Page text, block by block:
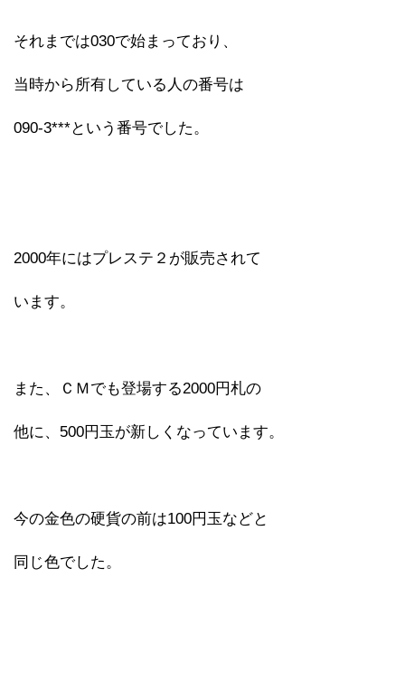
それまでは030で始まっており、
当時から所有している人の番号は
090-3***という番号でした。
2000年にはプレステ２が販売されて
います。
また、ＣＭでも登場する2000円札の
他に、500円玉が新しくなっています。
今の金色の硬貨の前は100円玉などと
同じ色でした。